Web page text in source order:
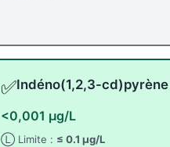
✅Indéno(1,2,3-cd)pyrène
<0,001 µg/L
Ⓛ Limite : ≤ 0.1 µg/L